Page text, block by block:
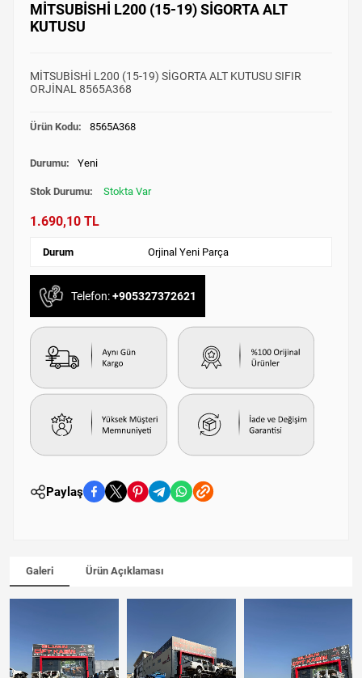
MİTSUBİSHİ L200 (15-19) SİGORTA ALT
KUTUSU
MİTSUBİSHİ L200 (15-19) SİGORTA ALT KUTUSU SIFIR
ORJİNAL 8565A368
Ürün Kodu: 8565A368
Durumu: Yeni
Stok Durumu: Stokta Var
1.690,10 TL
Durum Orjinal Yeni Parça
Telefon:+905327372621
Paylaş
Galeri Ürün Açıklaması